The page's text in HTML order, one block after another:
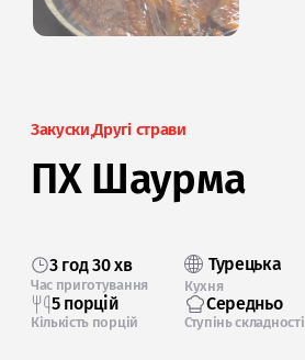
Закуски Другі страви
ПХ Шаурма
3 год 30 хв
Час приготування
Турецька
Кухня
5 порцій
Кількість порцій
Середньо
Ступінь складності